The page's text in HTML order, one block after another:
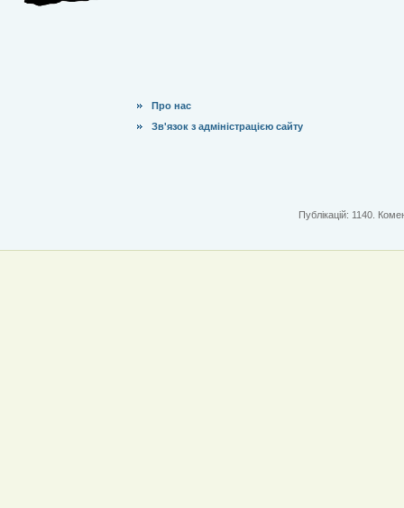
Про нас
Зв'язок з адміністрацією сайту
Публікацій: 1140.